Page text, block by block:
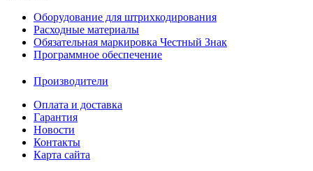
Оборудование для штрихкодирования
Расходные материалы
Обязательная маркировка Честный Знак
Программное обеспечение
Производители
Оплата и доставка
Гарантия
Новости
Контакты
Карта сайта